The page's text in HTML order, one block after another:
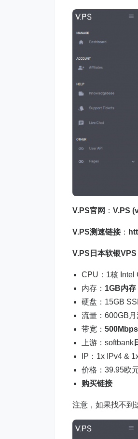
V.PS官网 ： V.PS
V.PS测速链接：
V.PS日本软银VPS
CPU：1核 Intel
内存： 1GB内存
硬盘：15GB
流量：600GB
带宽：500Mbps
上游：softbank
IP：1x IPv4 &
价格：39.95欧
购买链接
注意，如果找不到